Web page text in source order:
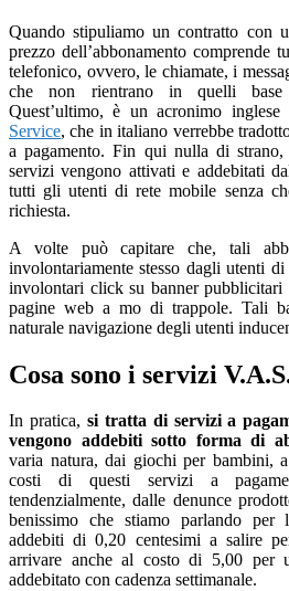
Quando stipuliamo un contratto con
prezzo dell’abbonamento comprende
telefonico, ovvero, le chiamate, i
che non rientrano in quelli base
Quest’ultimo, è un acronimo inglese
Service, che in italiano verrebbe
a pagamento. Fin qui nulla di
servizi vengono attivati e addebitati
tutti gli utenti di rete mobile senza
richiesta.
A volte può capitare che, tali
involontariamente stesso dagli utenti
involontari click su banner pubblicitari
pagine web a mo di trappole. Tali
naturale navigazione degli utenti
Cosa sono i servizi
In pratica, si tratta di servizi a
vengono addebiti sotto forma di
varia natura, dai giochi per bambini,
costi di questi servizi a
tendenzialmente, dalle denunce
benissimo che stiamo parlando
addebiti di 0,20 centesimi a salire
arrivare anche al costo di 5,00 per
addebitato con cadenza settimanale.